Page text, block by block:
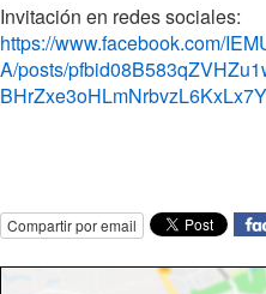
Invitación en redes sociales:
https://www.facebook.com/
A/posts/
Compartir por email